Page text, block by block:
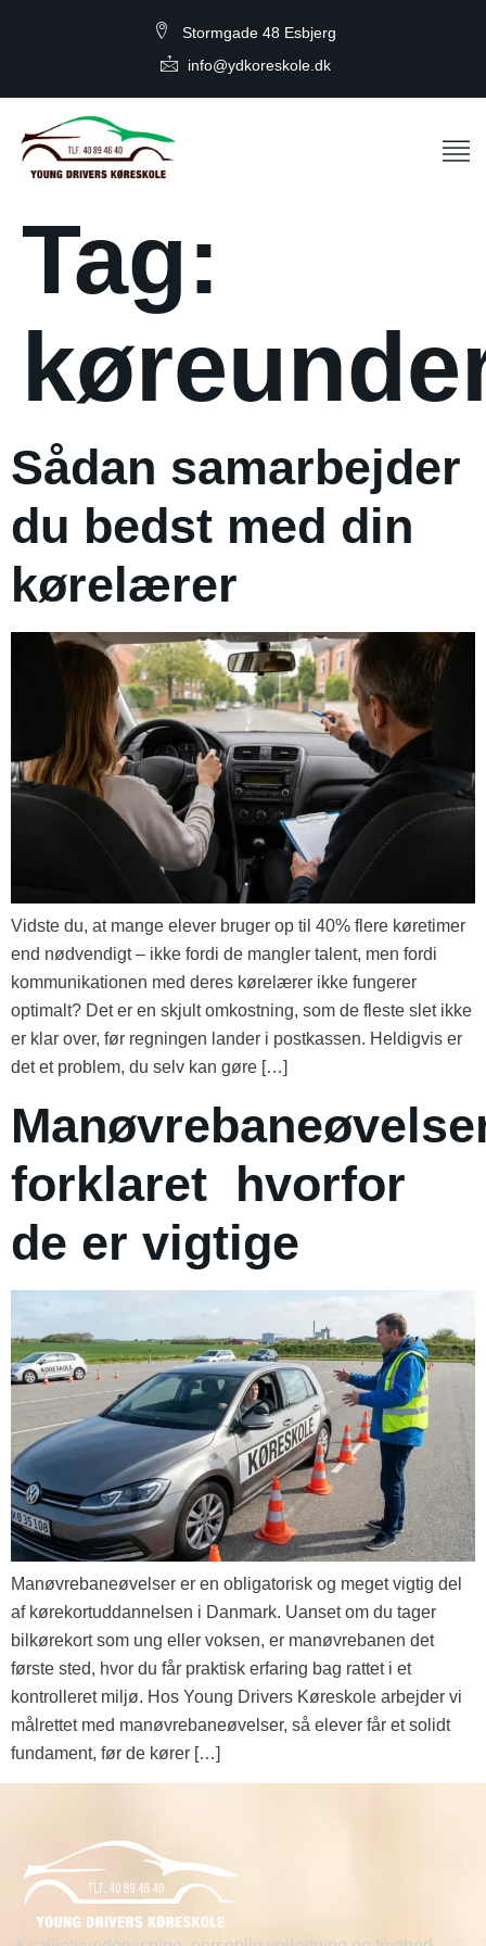
Stormgade 48 Esbjerg
info@ydkoreskole.dk
Tag:
Sådan samarbejder
du bedst med din
kørelærer
Vidste du, at mange elever bruger op til 40% flere køretimer
end nødvendigt – ikke fordi de mangler talent, men fordi
kommunikationen med deres kørelærer ikke fungerer
optimalt? Det er en skjult omkostning, som de fleste slet ikke
er klar over, før regningen lander i postkassen. Heldigvis er
det et problem, du selv kan gøre […]
forklaret hvorfor
de er vigtige
Manøvrebaneøvelser er en obligatorisk og meget vigtig del
af kørekortuddannelsen i Danmark. Uanset om du tager
bilkørekort som ung eller voksen, er manøvrebanen det
første sted, hvor du får praktisk erfaring bag rattet i et
kontrolleret miljø. Hos Young Drivers Køreskole arbejder vi
målrettet med manøvrebaneøvelser, så elever får et solidt
fundament, før de kører […]